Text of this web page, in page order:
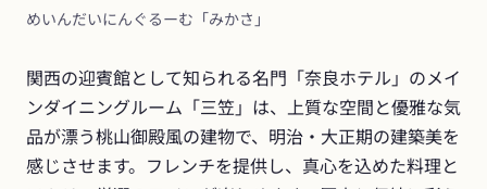
めいんだいにんぐるーむ「みかさ」
関西の迎賓館として知られる名門「奈良ホテル」のメイ
ンダイニングルーム「三笠」は、上質な空間と優雅な気
品が漂う桃山御殿風の建物で、明治・大正期の建築美を
感じさせます。フレンチを提供し、真心を込めた料理と